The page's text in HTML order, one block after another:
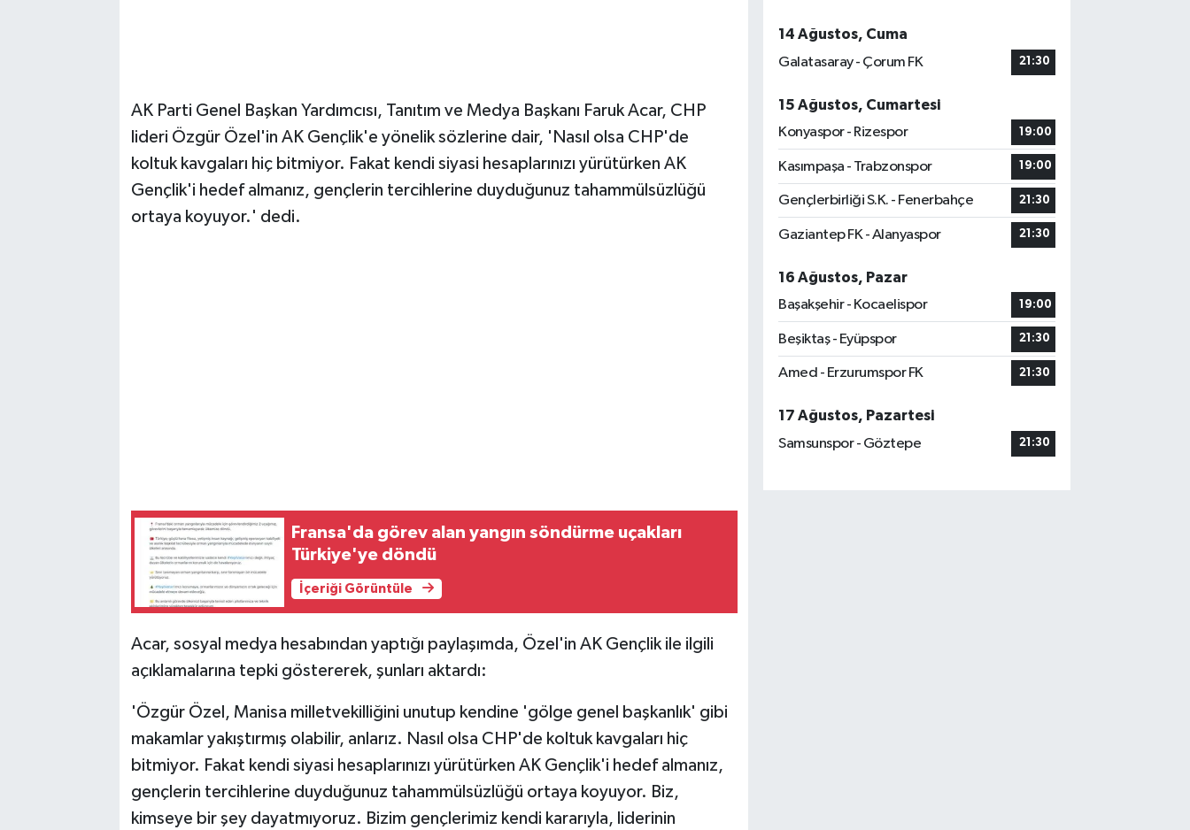
AK Parti Genel Başkan Yardımcısı, Tanıtım ve Medya Başkanı Faruk Acar, CHP
lideri Özgür Özel'in AK Gençlik'e yönelik sözlerine dair, 'Nasıl olsa CHP'de
koltuk kavgaları hiç bitmiyor. Fakat kendi siyasi hesaplarınızı yürütürken AK
Gençlik'i hedef almanız, gençlerin tercihlerine duyduğunuz tahammülsüzlüğü
ortaya koyuyor.' dedi.
Fransa'da görev alan yangın söndürme uçakları
Türkiye'ye döndü
İçeriği Görüntüle
Acar, sosyal medya hesabından yaptığı paylaşımda, Özel'in AK Gençlik ile ilgili
açıklamalarına tepki göstererek, şunları aktardı:
'Özgür Özel, Manisa milletvekilliğini unutup kendine 'gölge genel başkanlık' gibi
makamlar yakıştırmış olabilir, anlarız. Nasıl olsa CHP'de koltuk kavgaları hiç
bitmiyor. Fakat kendi siyasi hesaplarınızı yürütürken AK Gençlik'i hedef almanız,
gençlerin tercihlerine duyduğunuz tahammülsüzlüğü ortaya koyuyor. Biz,
kimseye bir şey dayatmıyoruz. Bizim gençlerimiz kendi kararıyla, liderinin
14 Ağustos, Cuma
Galatasaray - Çorum FK
21:30
15 Ağustos, Cumartesi
Konyaspor - Rizespor
19:00
Kasımpaşa - Trabzonspor 19:00
Gençlerbirliği S.K. - Fenerbahçe 21:30
Gaziantep FK - Alanyaspor 21:30
16 Ağustos, Pazar
Başakşehir - Kocaelispor
19:00
Beşiktaş - Eyüpspor 21:30
Amed - Erzurumspor FK 21:30
17 Ağustos, Pazartesi
Samsunspor - Göztepe
21:30